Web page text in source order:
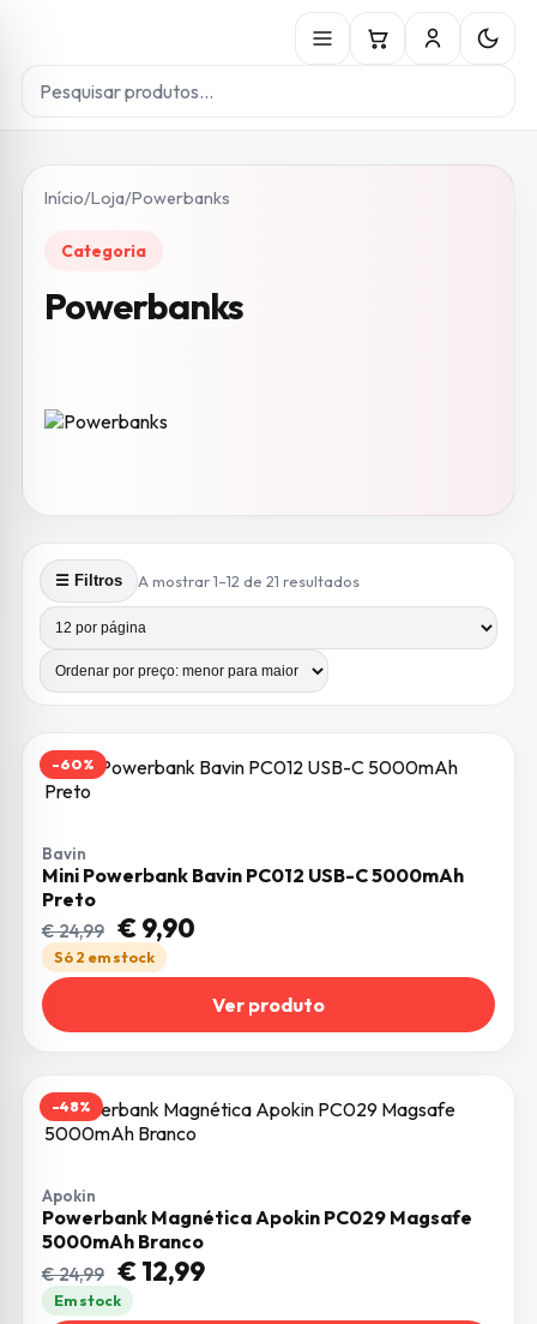
Início/Loja/Powerbanks
Categoria
Powerbanks
☰ Filtros A mostrar 1–12 de 21 resultadosOrdenado por preço:
Produtos por página
Número de colunas
-60%
Bavin
Mini Powerbank Bavin PC012 USB-C 5000mAh
Preto
€24,99 O preço original era: € 24,99.
€9,90
Só 2 em stock
Ver produto
-48%
Apokin
Powerbank Magnética Apokin PC029 Magsafe
5000mAh Branco
€24,99 O preço original era: € 24,99.
€12,99O preço atual é: € 12,99.
Em stock